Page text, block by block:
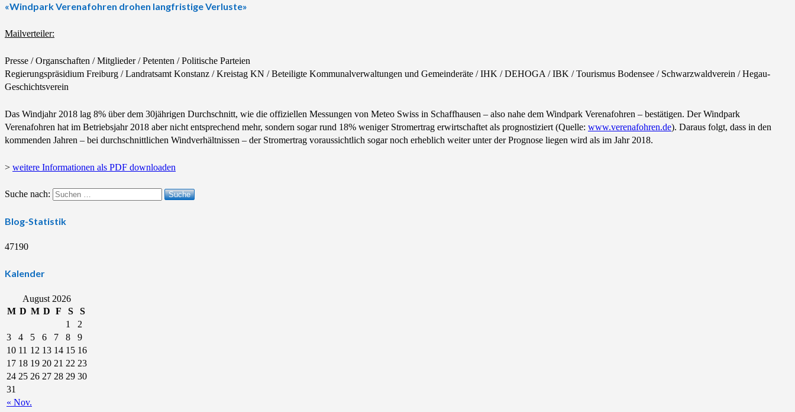
«Windpark Verenafohren drohen langfristige Verluste»
Mailverteiler:
Presse / Organschaften / Mitglieder / Petenten / Politische Parteien
Regierungspräsidium Freiburg / Landratsamt Konstanz / Kreistag KN / Beteiligte Kommunalverwaltungen und Gemeinderäte / IHK / DEHOGA / IBK / Tourismus Bodensee / Schwarzwaldverein / Hegau-
Geschichtsverein
Das Windjahr 2018 lag 8% über dem 30jährigen Durchschnitt, wie die offiziellen Messungen von Meteo Swiss in Schaffhausen – also nahe dem Windpark Verenafohren – bestätigen. Der Windpark
Verenafohren hat im Betriebsjahr 2018 aber nicht entsprechend mehr, sondern sogar rund 18% weniger Stromertrag erwirtschaftet als prognostiziert (Quelle: www.verenafohren.de). Daraus folgt, dass in den
kommenden Jahren – bei durchschnittlichen Windverhältnissen – der Stromertrag voraussichtlich sogar noch erheblich weiter unter der Prognose liegen wird als im Jahr 2018.
> weitere Informationen als PDF downloaden
Suche nach: Suche
Blog-Statistik
47190
Kalender
August 2026
M D M D F S S
« Nov.
1
2
3
4 5 6 7 8
9
10 11 12 13 14 15 16
17 18 19 20 21 22 23
24 25 26 27 28 29 30
31